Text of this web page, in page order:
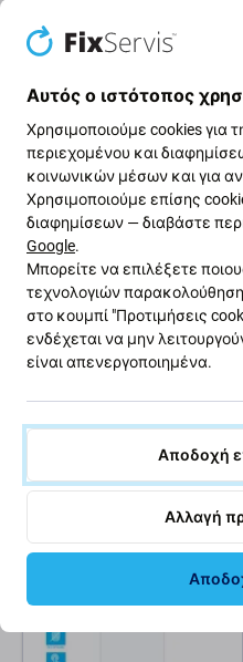
16,11 €
PanzerGlass
Προστατευτικό καλύμματος
φακού Hoops για iPhone 17
PanzerGlass
Σε απόθεμα (κατάστημα)
Αυτός ο ιστότοπος
Χρησιμοποιούμε cookies για
περιεχομένου και
κοινωνικών μέσων και για
Χρησιμοποιούμε επίσης
διαφημίσεων — διαβάστε
Google.
Μπορείτε να επιλέξετε
τεχνολογιών
στο κουμπί "Προτιμήσεις
ενδέχεται να μην
είναι απενεργοποιημένα.
Αποδοχή
Αλλαγή